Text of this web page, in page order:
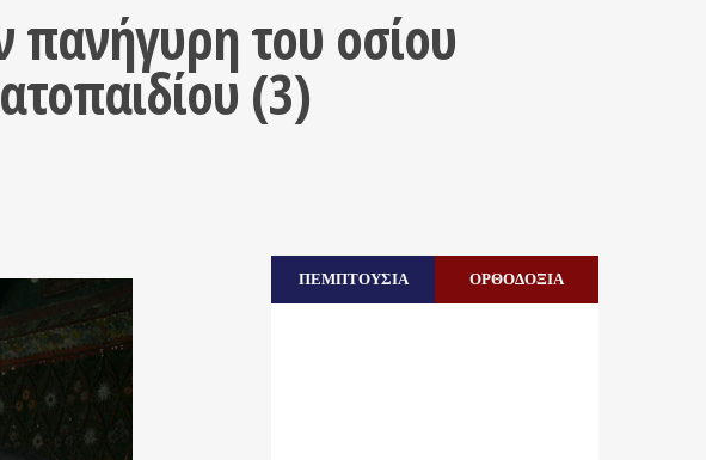
του οσίου
(3)
ΠΕΜΠΤΟΥΣΙΑ ΟΡΘΟΔΟΞΙΑ